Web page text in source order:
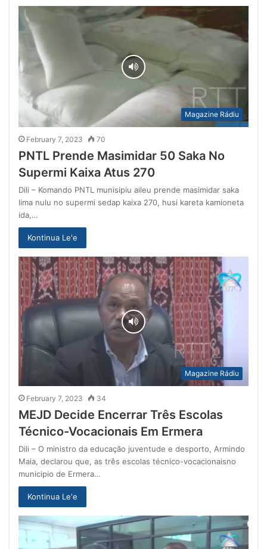
Magazine Rádiu
February 7, 2023 70
PNTL Prende Masimidar 50 Saka No
Supermi Kaixa Atus 270
Dili – Komando PNTL munisipiu aileu prende masimidar saka
lima nulu no supermi sedap kaixa 270, husi kareta kamioneta
ida,…
Kontinua Le'e
Magazine Rádiu
February 7, 2023 34
MEJD Decide Encerrar Três Escolas
Técnico-Vocacionais Em Ermera
Dili – O ministro da educação juventude e desporto, Armindo
Maia, declarou que, as três escolas técnico-vocacionaisno
municipio de Ermera…
Kontinua Le'e